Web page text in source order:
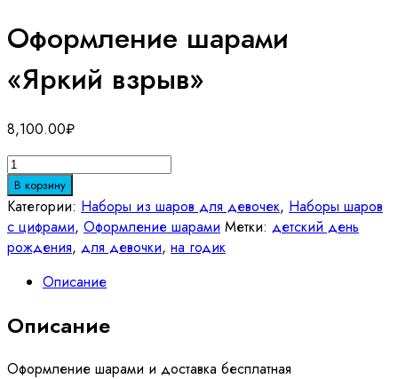
Оформление шарами
«Яркий взрыв»
8,100.00₽
Количество
товара
Оформление
шарами
"Яркий
В корзину
Категории: Наборы из шаров для девочек, Наборы шаров
с цифрами, Оформление шарами Метки: детский день
рождения, для девочки, на годик
Описание
Описание
Оформление шарами и доставка бесплатная